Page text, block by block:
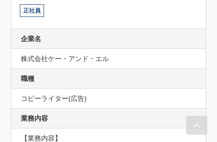
正社員
企業名
株式会社ケー・アンド・エル
職種
コピーライター(広告)
業務内容
【業務内容】